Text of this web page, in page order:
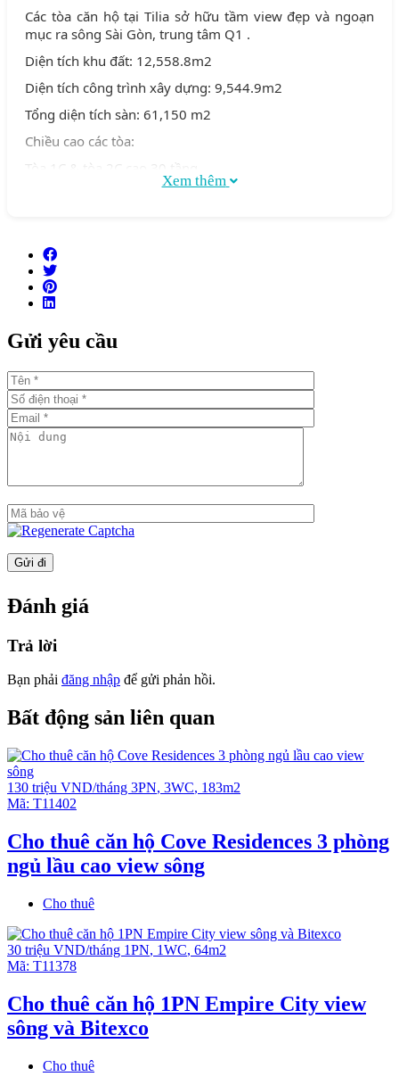
Các tòa căn hộ tại Tilia sở hữu tầm view đẹp và ngoạn
mục ra sông Sài Gòn, trung tâm Q1 .
Diện tích khu đất: 12,558.8m2
Diện tích công trình xây dựng: 9,544.9m2
Tổng diện tích sàn: 61,150 m2
Chiều cao các tòa:
Tòa 1C & tòa 2C cao 30 tầng
Số căn hộ/ sàn: 7-8 căn/sàn
Số tầng hầm: 2 tầng
Tổng số hồ bơi: Có 2 hồ bơi
Số chỗ đậu xe hơi: Tỷ lệ 1:1
Tiêu chuẩn bàn giao: Bàn giao hoàn thiện liên tường, nội
thất cao cấp của những thương hiệu lớn
Thời gian bàn giao dự kiến: Q1/2021
Đặc điểm nổi bật
Sở hữu tầm nhìn ngoạn mục: Các căn hộ sẽ có các view
Tòa tháp 86 tầng
Căn hộ hoàn thiện với: Sàn gạch , máy lạnh ẩn (Khu vực
phòng khách), tủ bếp và đồ gia dụng (Móc, lò nướng và
nóng, bồn tắm (cho 3BR và Ở trên), tủ quần áo gắn sẵn,
máy liên lạc video, kỹ thuật số, khóa cửa.
Tiện ích Resort cao cấp: Nông trại đô thị. Hồ bơi khoáng
nhà cây & khu luyện tập leo núi cho trẻ em, chạy bộ cao
bơi ngoài trời, Phòng tập thể dục , phòng giải trí đặc
biệt. Thư viện hình bầu dục, phòng chiếu phim, spa &
phòng tập yoga, khu vui chơi trong nhà cho trẻ.
Tỷ lệ chỗ đậu xe 1:1
Các căn đều có Balcony rộng rãi
Xem thêm
Gửi yêu cầu
Đánh giá
Trả lời
Bạn phải đăng nhập để gửi phản hồi.
Bất động sản liên quan
130 triệu VND/tháng 3PN, 3WC, 183m2
Mã: T11402
Cho thuê căn hộ Cove Residences 3 phòng
ngủ lầu cao view sông
Cho thuê
30 triệu VND/tháng 1PN, 1WC, 64m2
Mã: T11378
Cho thuê căn hộ 1PN Empire City view
sông và Bitexco
Cho thuê